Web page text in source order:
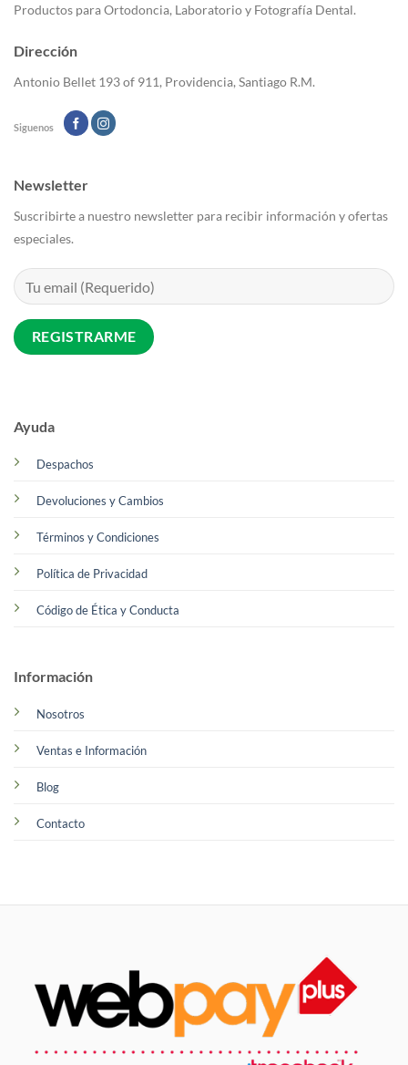
pueden
la
Productos para Ortodoncia, Laboratorio y Fotografía Dental.
Dirección
Antonio Bellet 193 of 911, Providencia, Santiago R.M.
Siguenos
Ayuda
Despachos
Devoluciones y Cambios
Términos y Condiciones
Política de Privacidad
Código de Ética y Conducta
Información
Nosotros
Ventas e Información
Blog
Contacto
Newsletter
Suscribirte a nuestro newsletter para recibir información y ofertas
especiales.